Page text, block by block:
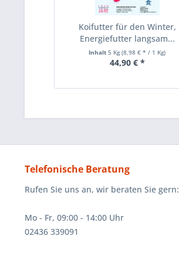
Koifutter für den Winter,
Energiefutter langsam...
Inhalt5 Kg(8,98 € * / 1 Kg)
44,90 € *
Telefonische Beratung
Rufen Sie uns an, wir beraten Sie gern:
Mo - Fr, 09:00 - 14:00 Uhr
02436 339091